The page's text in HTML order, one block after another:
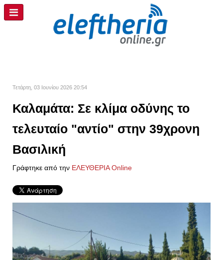
Τετάρτη, 03 Ιουνίου 2026 20:54
Καλαμάτα: Σε κλίμα οδύνης το
τελευταίο "αντίο" στην 39χρονη
Βασιλική
Γράφτηκε από την ΕΛΕΥΘΕΡΙΑ Online